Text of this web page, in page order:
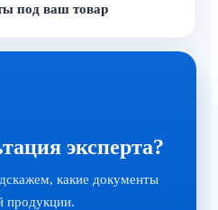
под ваш товар
эксперта?
какие документы
продукции.